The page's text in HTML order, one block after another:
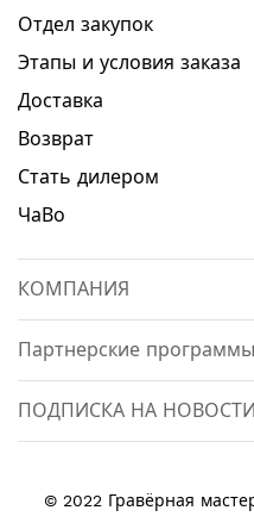
Отдел закупок
Этапы и условия заказа
Доставка
Возврат
Стать дилером
ЧаВо
КОМПАНИЯ
Партнерские программы
ПОДПИСКА НА НОВОСТИ
© 2022 Гравёрная